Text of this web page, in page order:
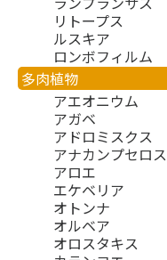
リトープス
ルスキア
ロンボフィルム
多肉植物
アエオニウム
アガベ
アドロミスクス
アナカンプセロス
アロエ
エケベリア
オトンナ
オルベア
オロスタキス